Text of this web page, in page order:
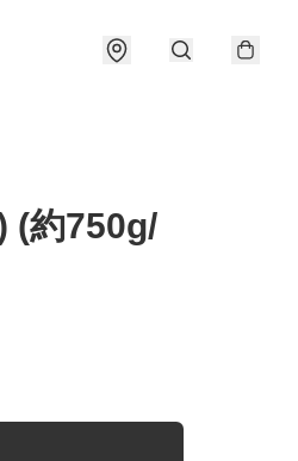
(約750g/